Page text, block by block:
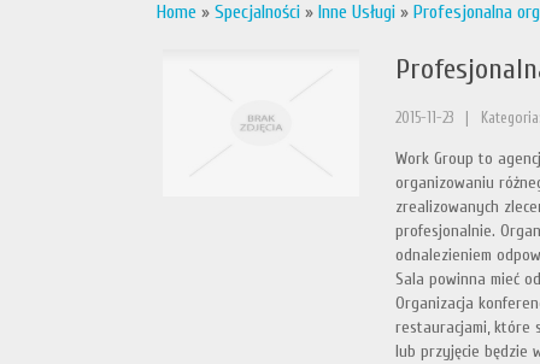
Home » Specjalności » Inne Usługi » Profesjonalna
2015-11-23
Work Group to
organizowaniu
zrealizowanych
profesjonalnie.
odnalezieniem
Sala powinna mieć
Organizacja
restauracjami, które
lub przyjęcie będzie